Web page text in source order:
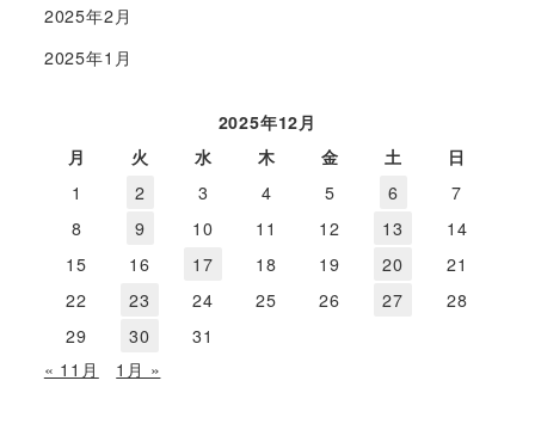
2025年2月
2025年1月
2025年12月
月
火 水 木 金 土
日
1
2 3 4 5 6
7
8
9 10 11 12 13
14
15
16 17 18 19 20
21
22
23 24 25 26 27
28
29
30
31
« 11月
1月 »